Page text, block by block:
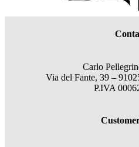
Carlo
Via del Fante, 39 –
P.IVA